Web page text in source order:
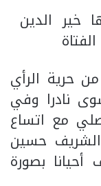
خير الدين
حرية الرأي
نادرا وفي
مع اتساع
حسين
بصورة